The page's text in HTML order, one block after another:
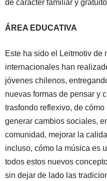
de carácter familiar y
ÁREA EDUCATIVA
Este ha sido el Leitmotiv de
internacionales han
jóvenes chilenos,
nuevas formas de pensar y
trasfondo reflexivo, de
generar cambios sociales,
comunidad, mejorar la
incluso, cómo la música es
todos estos nuevos
sin dejar de lado las